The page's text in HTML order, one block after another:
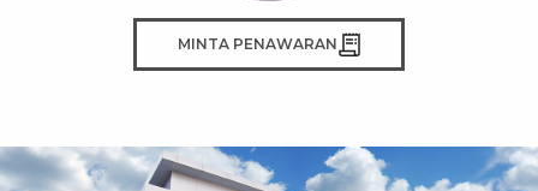
MINTA PENAWARAN